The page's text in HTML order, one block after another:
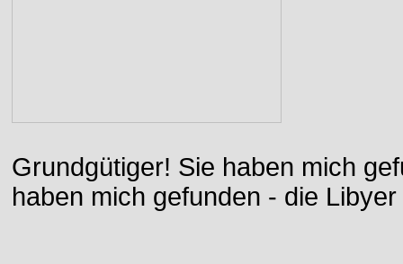
Grundgütiger! Sie haben mich
haben mich gefunden - die